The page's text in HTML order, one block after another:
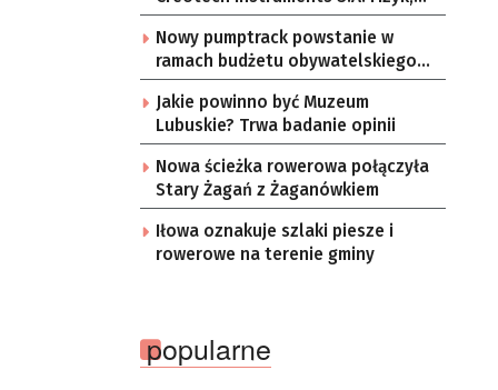
naukowiec, były pracownik CERN w
Genewie, przedsiębiorca i
nauczyciel akademicki, doktor
habilitowany nauk fizycznych,
koordynator Rady Sektorowej ds.
Kompetencji Przemysłu Lotniczo-
Kosmicznego oraz członek
Komitetu Badań Kosmicznych i
Satelitarnych PAN.
Nowy pumptrack powstanie w
ramach budżetu obywatelskiego
Żar
Jakie powinno być Muzeum
Lubuskie? Trwa badanie opinii
Nowa ścieżka rowerowa połączyła
Stary Żagań z Żaganówkiem
Iłowa oznakuje szlaki piesze i
rowerowe na terenie gminy
popularne